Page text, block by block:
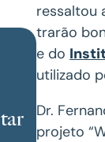
ressaltou
trarão
e do
utilizado
Dr.
projeto